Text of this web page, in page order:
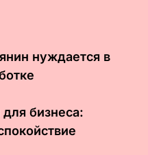
нуждается в
для бизнеса: